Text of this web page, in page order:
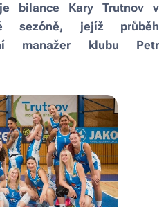
bilance Kary Trutnov v
sezóně, jejíž průběh
manažer klubu Petr